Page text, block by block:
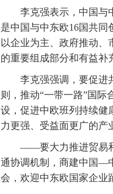
李克强表示，中国与中
是中国与中东欧16国共同
以企业为主、政府推动、
的重要组成部分和有益补
李克强强调，要促进共
则，推动“一带一路”国
设，促进中欧班列持续健
力更强、受益面更广的产
——要大力推进贸易和
通协调机制，商建中国—
会，欢迎中东欧国家企业